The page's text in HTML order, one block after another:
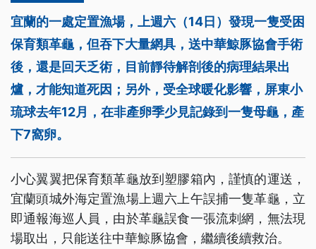
宜蘭的一處定置漁場，上週六（14日）發現一隻受困
保育類革龜，但吞下大量網具，送中華鯨豚協會手術
後，還是回天乏術，目前靜待解剖後的病理結果出
爐，才能知道死因；另外，受全球暖化影響，屏東小
琉球去年12月，在非產卵季少見記錄到一隻母龜，產
下7窩卵。
小心翼翼把保育類革龜放到塑膠箱內，謹慎的運送，
宜蘭頭城外海定置漁場上週六上午誤捕一隻革龜，立
即通報海巡人員，由於革龜誤食一張流刺網，無法現
場取出，只能送往中華鯨豚協會，繼續後續救治。